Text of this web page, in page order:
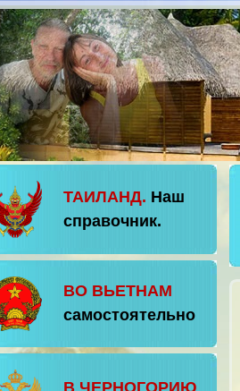
ТАИЛАНД. Наш
справочник.
ВО ВЬЕТНАМ
самостоятельно
В ЧЕРНОГОРИЮ